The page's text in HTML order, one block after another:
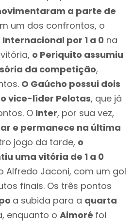
a parte de
um dos confrontos, o
por 1 a 0 na
o Periquito assumiu
da competição,
O Gaúcho possui dois
vice-líder Pelotas, que já
O Inter, por sua vez,
e permanece na última
jogo da tarde, o
uma vitória de 1 a 0
Alfredo Jaconi, com um gol
finais. Os três pontos
a subida para a quarta
enquanto o Aimoré foi